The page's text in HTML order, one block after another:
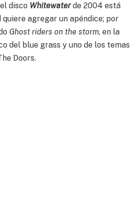
disco Whitewaterde 2004 está
agregar un apéndice; por
Ghost riders on the storm, en la
del blue grass y uno de los temas
Doors.